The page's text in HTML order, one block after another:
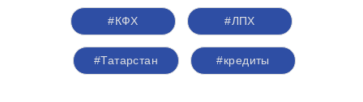
#КФХ #ЛПХ
#Татарстан #кредиты